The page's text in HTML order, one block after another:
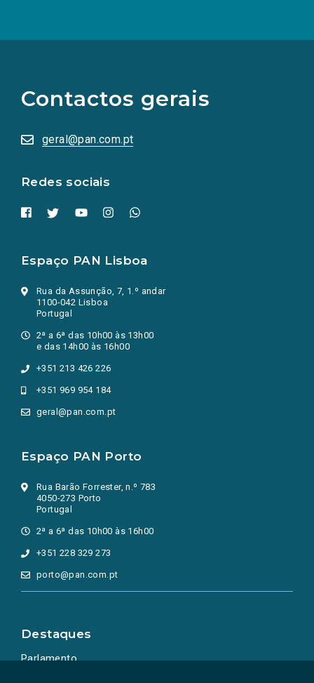
Contactos gerais
geral@pan.com.pt
Redes sociais
redes
sociais
numa
nova
Espaço PAN Lisboa
Rua da Assunção, 7, 1.º andar
1100-042 Lisboa
Portugal
2ª a 6ª das 10h00 às 13h00
e das 14h00 às 16h00
+351 213 426 226
+351 969 954 184
geral@pan.com.pt
Espaço PAN Porto
Rua Barão Forrester, n.º 783
4050-273 Porto
Portugal
2ª a 6ª das 10h00 às 16h00
+351 228 329 273
porto@pan.com.pt
Destaques
Parlamento